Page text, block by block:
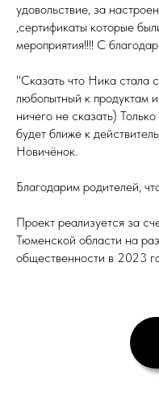
удовольствие, за
,сертификаты которые
мероприятия!!!! С
"Сказать что Ника стала
любопытный к продуктам
ничего не сказать)
будет ближе к
Новичёнок.
Благодарим родителей,
Проект реализуется за
Тюменской области на
общественности в 2023